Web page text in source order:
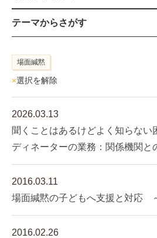
テーマからさがす
場面緘黙
×選択を解除
2026.03.13
聞くことはあるけどよく知らない
ディネーターの業務：関係機関と
2016.03.11
場面緘黙の子どもへ支援と対応
2016.02.26